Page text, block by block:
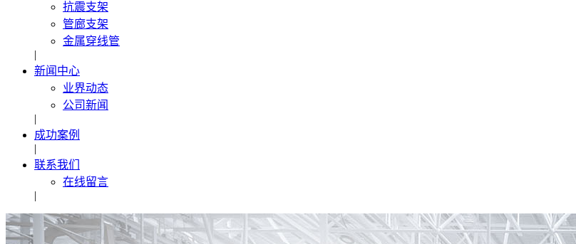
抗震支架
管廊支架
金属穿线管
|
新闻中心
业界动态
公司新闻
|
成功案例
|
联系我们
在线留言
|